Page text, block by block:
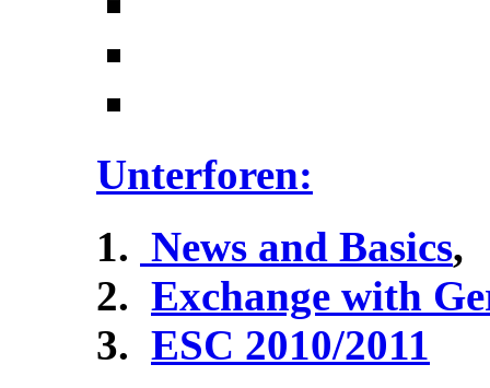
Unterforen:
News and Basics,
Exchange with
ESC 2010/2011